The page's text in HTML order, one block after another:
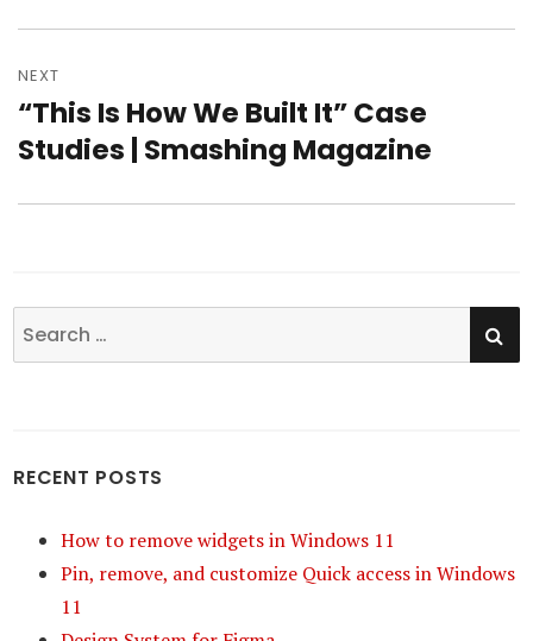
NEXT
Next
post:
“This Is How We Built It” Case
Studies | Smashing Magazine
Search
for:
RECENT POSTS
How to remove widgets in Windows 11
Pin, remove, and customize Quick access in Windows
11